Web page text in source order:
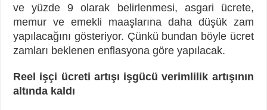
ve yüzde 9 olarak belirlenmesi, asgari ücrete,
memur ve emekli maaşlarına daha düşük zam
yapılacağını gösteriyor. Çünkü bundan böyle ücret
zamları beklenen enflasyona göre yapılacak.
Reel işçi ücreti artışı işgücü verimlilik artışının
altında kaldı